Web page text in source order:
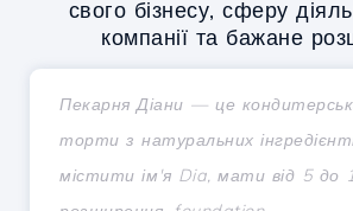
свого бізнесу, сферу
компанії та бажане